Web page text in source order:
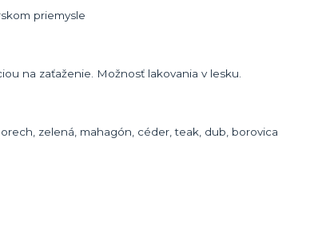
priemysle
na zaťaženie. Možnosť lakovania v lesku.
zelená, mahagón, céder, teak, dub, borovica